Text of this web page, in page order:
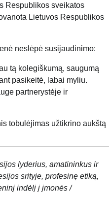
Respublikos sveikatos
Lietuvos Respublikos
neslėpė susijaudinimo:
tą kolegiškumą, saugumą
pasikeitė, labai myliu.
partnerystėje ir
tobulėjimas užtikrino aukštą
lyderius, amatininkus ir
srityje, profesinę etiką,
indėlį į įmonės /